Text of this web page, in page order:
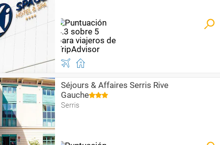
Séjours & Affaires Serris Rive
Gauche
Serris